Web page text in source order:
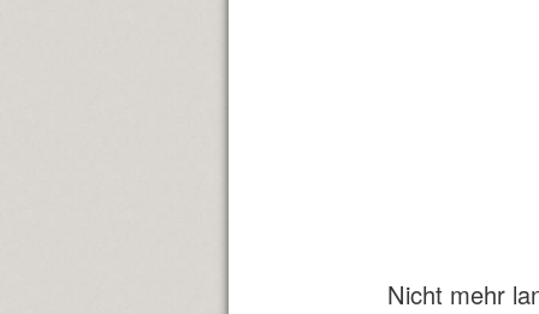
Nicht mehr